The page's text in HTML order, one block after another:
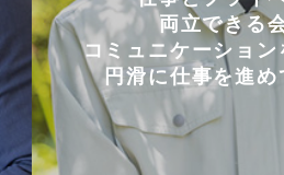
両立できる
コミュニケーション
円滑に仕事を進め